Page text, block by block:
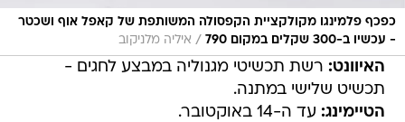
כפכף פלמינגו מקולקציית הקפסולה המשותפת של קאפל אוף ושכטר
- עכשיו ב-300 שקלים במקום 790
/ איליה מלניקוב
האיוונט: רשת תכשיטי מגנוליה במבצע לחגים -
תכשיט שלישי במתנה.
הטיימינג: עד ה-14 באוקטובר.